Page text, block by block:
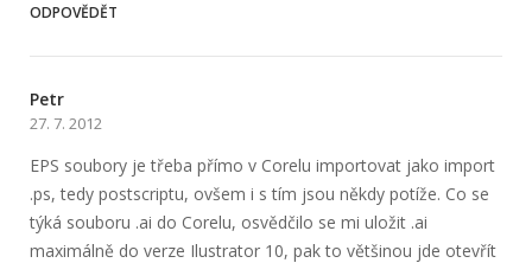
ODPOVĚDĚT
Petr
27. 7. 2012
EPS soubory je třeba přímo v Corelu importovat jako import
.ps, tedy postscriptu, ovšem i s tím jsou někdy potíže. Co se
týká souboru .ai do Corelu, osvědčilo se mi uložit .ai
maximálně do verze Ilustrator 10, pak to většinou jde otevřít